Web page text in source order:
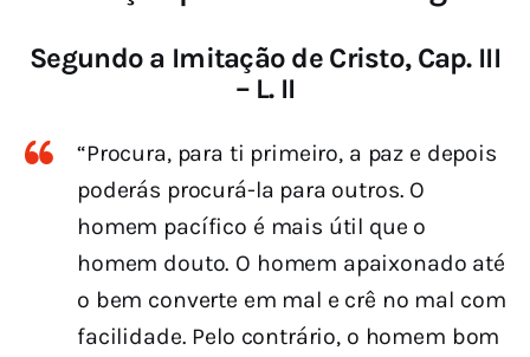
Segundo a Imitação de Cristo, Cap. III
– L. II
“Procura, para ti primeiro, a paz e depois
poderás procurá-la para outros. O
homem pacífico é mais útil que o
homem douto. O homem apaixonado até
o bem converte em mal e crê no mal com
facilidade. Pelo contrário, o homem bom